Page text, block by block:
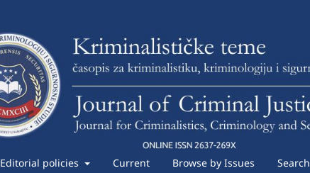
Editorial policies Current Browse by Issues Search